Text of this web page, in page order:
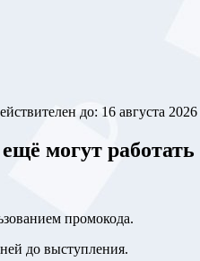
до: 16 августа 2026
могут работать
промокода.
до выступления.